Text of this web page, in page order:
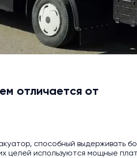
отличается от
способный выдерживать
целей используются мощные